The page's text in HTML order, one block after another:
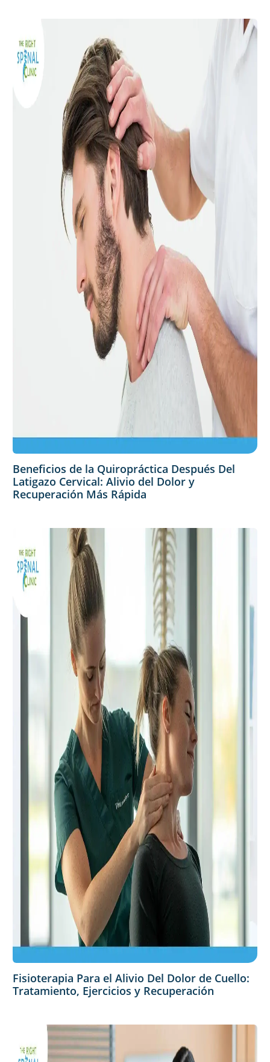
Beneficios de la Quiropráctica Después Del
Latigazo Cervical: Alivio del Dolor y
Recuperación Más Rápida
Fisioterapia Para el Alivio Del Dolor de Cuello:
Tratamiento, Ejercicios y Recuperación